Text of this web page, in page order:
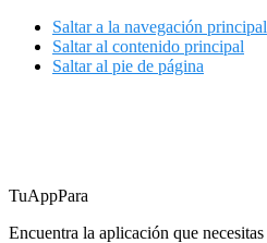
Saltar a la navegación principal
Saltar al contenido principal
Saltar al pie de página
TuAppPara
Encuentra la aplicación que necesitas